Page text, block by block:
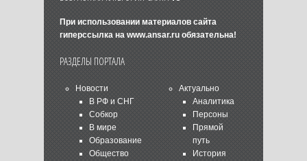
При использовании материалов сайта
гиперссылка на www.ansar.ruобязательна!
РАЗДЕЛЫ ПОРТАЛА
Новости
В РФ и СНГ
Собкор
В мире
Образование
Общество
Актуально
Аналитика
Персоны
Прямой
путь
История